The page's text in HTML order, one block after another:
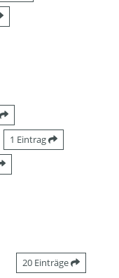
1 Eintrag
20 Einträge